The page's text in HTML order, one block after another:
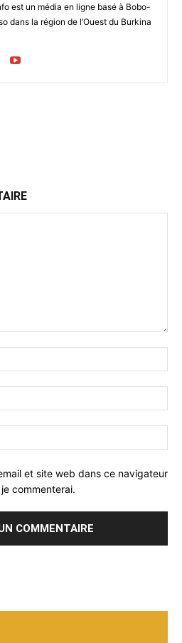
est un média en ligne basé à Bobo-
dans la région de l’Ouest du Burkina
:*
:*
:
et site web dans ce navigateur
commenterai.